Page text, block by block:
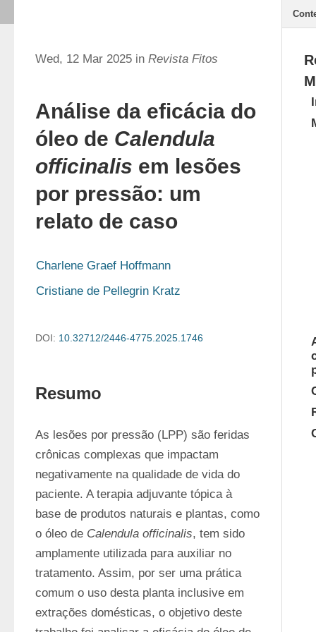
Wed, 12 Mar 2025 in Revista Fitos
Análise da eficácia do
óleo de Calendula
officinalis em lesões
por pressão: um
relato de caso
Charlene Graef Hoffmann
Cristiane de Pellegrin Kratz
DOI: 10.32712/2446-4775.2025.1746
Resumo
As lesões por pressão (LPP) são feridas
crônicas complexas que impactam
negativamente na qualidade de vida do
paciente. A terapia adjuvante tópica à
base de produtos naturais e plantas, como
o óleo de Calendula officinalis, tem sido
amplamente utilizada para auxiliar no
tratamento. Assim, por ser uma prática
comum o uso desta planta inclusive em
extrações domésticas, o objetivo deste